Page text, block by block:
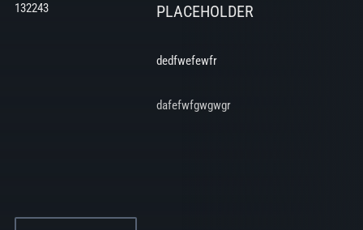
132243 PLACEHOLDER
dedfwefewfr
dafefwfgwgwgr